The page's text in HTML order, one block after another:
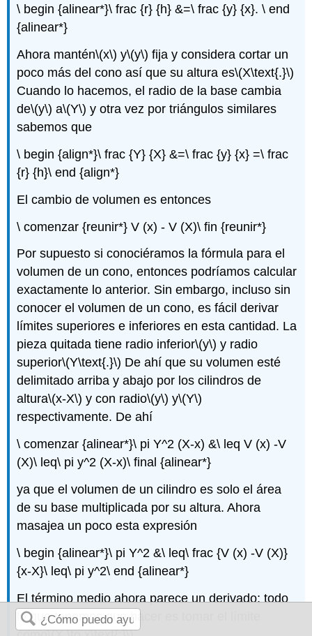
\ begin {alinear*}\ frac {r} {h} &=\ frac {y} {x}. \ end
{alinear*}
Ahora mantén\(x\) y\(y\) fija y considera cortar un
poco más del cono así que su altura es\(X\text{.}\)
Cuando lo hacemos, el radio de la base cambia
de\(y\) a\(Y\) y otra vez por triángulos similares
sabemos que
\ begin {align*}\ frac {Y} {X} &=\ frac {y} {x} =\ frac
{r} {h}\ end {align*}
El cambio de volumen es entonces
\ comenzar {reunir*} V (x) - V (X)\ fin {reunir*}
Por supuesto si conociéramos la fórmula para el
volumen de un cono, entonces podríamos calcular
exactamente lo anterior. Sin embargo, incluso sin
conocer el volumen de un cono, es fácil derivar
límites superiores e inferiores en esta cantidad. La
pieza quitada tiene radio inferior\(y\) y radio
superior\(Y\text{.}\) De ahí que su volumen esté
delimitado arriba y abajo por los cilindros de
altura\(x-X\) y con radio\(y\) y\(Y\)
respectivamente. De ahí
\ comenzar {alinear*}\ pi Y^2 (X-x) &\ leq V (x) -V
(X)\ leq\ pi y^2 (X-x)\ final {alinear*}
ya que el volumen de un cilindro es solo el área
de su base multiplicada por su altura. Ahora
masajea un poco esta expresión
\ begin {alinear*}\ pi Y^2 &\ leq\ frac {V (x) -V (X)}
{x-X}\ leq\ pi y^2\ end {alinear*}
El término medio ahora parece un derivado; todo
lo que tenemos que hacer es tomar el límite